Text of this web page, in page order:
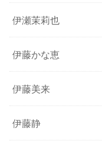
伊瀬茉莉也
伊藤かな恵
伊藤美来
伊藤静